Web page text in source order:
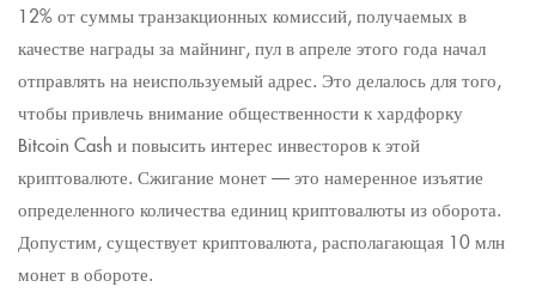
12% от суммы транзакционных комиссий, получаемых в
качестве награды за майнинг, пул в апреле этого года начал
отправлять на неиспользуемый адрес. Это делалось для того,
чтобы привлечь внимание общественности к хардфорку
Bitcoin Cash и повысить интерес инвесторов к этой
криптовалюте. Сжигание монет — это намеренное изъятие
определенного количества единиц криптовалюты из оборота.
Допустим, существует криптовалюта, располагающая 10 млн
монет в обороте.